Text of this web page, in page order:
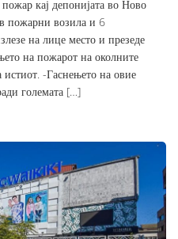
кај депонијата во Ново
пожарни возила и 6
на лице место и презеде
на пожарот на околните
-Гаснењето на овие
големата […]